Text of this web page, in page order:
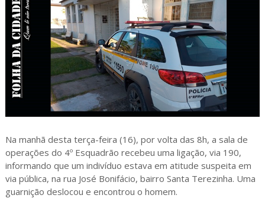
Na manhã desta terça-feira (16), por volta das 8h, a sala de
operações do 4º Esquadrão recebeu uma ligação, via 190,
informando que um indivíduo estava em atitude suspeita em
via pública, na rua José Bonifácio, bairro Santa Terezinha. Uma
guarnição deslocou e encontrou o homem.